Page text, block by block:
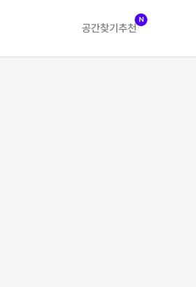
공간찾기 추천
N